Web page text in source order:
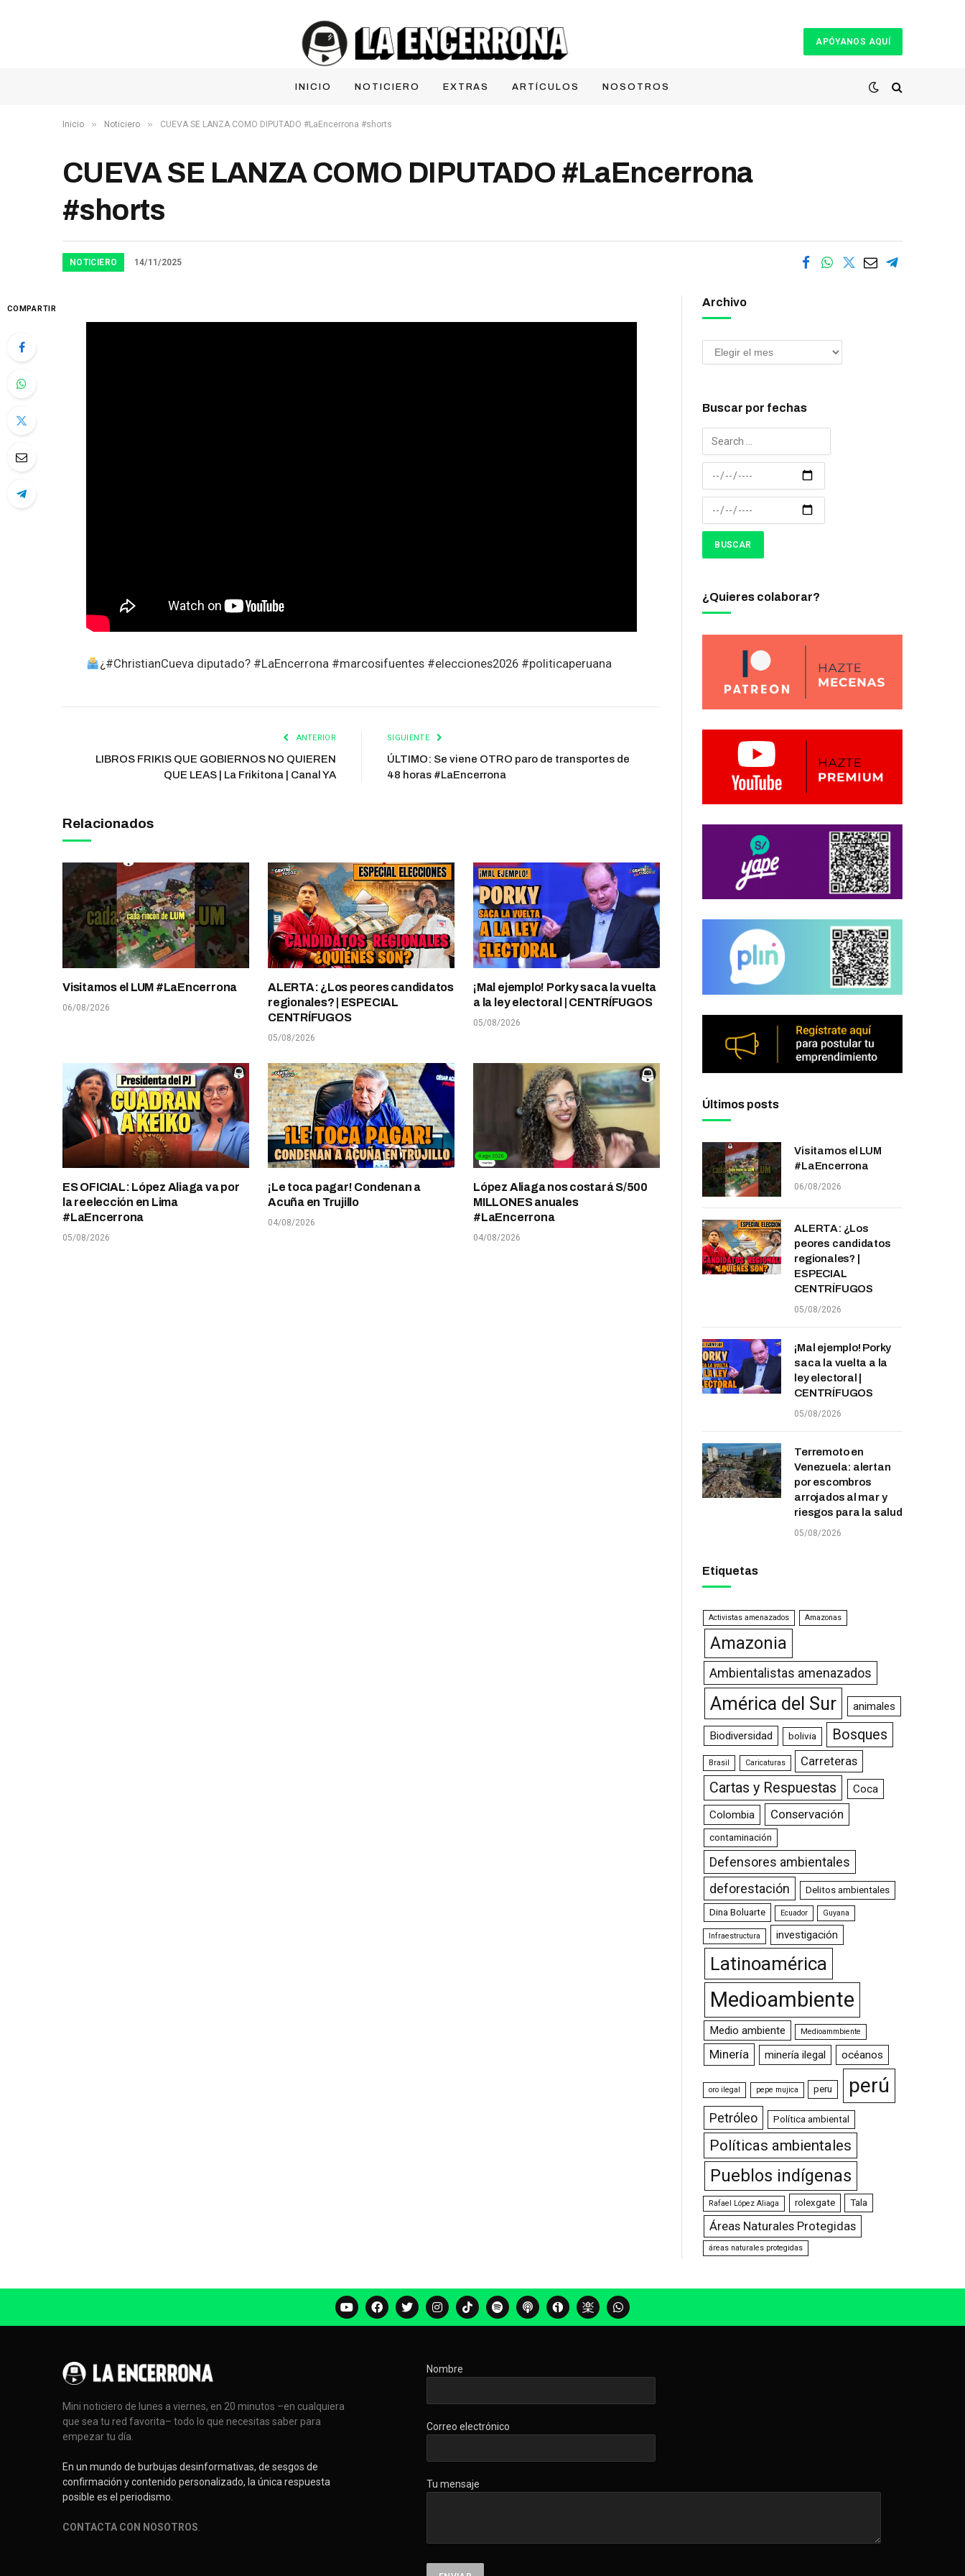
APÓYANOS AQUÍ
INICIO NOTICIERO EXTRAS ARTÍCULOS NOSOTROS
Inicio » Noticiero » CUEVA SE LANZA COMO DIPUTADO #LaEncerrona #shorts
CUEVA SE LANZA COMO DIPUTADO #LaEncerrona
#shorts
NOTICIERO 14/11/2025
COMPARTIR
¿#ChristianCueva diputado? #LaEncerrona #marcosifuentes #elecciones2026 #politicaperuana
ANTERIOR
LIBROS FRIKIS QUE GOBIERNOS NO QUIEREN
QUE LEAS | La Frikitona | Canal YA
SIGUIENTE
ÚLTIMO: Se viene OTRO paro de transportes de
48 horas #LaEncerrona
Relacionados
Visitamos el LUM #LaEncerrona
06/08/2026
ALERTA: ¿Los peores candidatos
regionales? | ESPECIAL
CENTRÍFUGOS
05/08/2026
¡Mal ejemplo! Porky saca la vuelta
a la ley electoral | CENTRÍFUGOS
05/08/2026
ES OFICIAL: López Aliaga va por
la reelección en Lima
#LaEncerrona
05/08/2026
¡Le toca pagar! Condenan a
Acuña en Trujillo
04/08/2026
López Aliaga nos costará S/500
MILLONES anuales
#LaEncerrona
04/08/2026
Archivo
Buscar por fechas
¿Quieres colaborar?
Últimos posts
Visitamos el LUM
#LaEncerrona
06/08/2026
ALERTA: ¿Los
peores candidatos
regionales? |
ESPECIAL
CENTRÍFUGOS
05/08/2026
¡Mal ejemplo! Porky
saca la vuelta a la
ley electoral |
CENTRÍFUGOS
05/08/2026
Terremoto en
Venezuela: alertan
por escombros
arrojados al mar y
riesgos para la salud
05/08/2026
Etiquetas
Activistas amenazados Amazonas
Amazonia
Ambientalistas amenazados
América del Sur animales
Biodiversidad bolivia Bosques
Brasil Caricaturas Carreteras
Cartas y Respuestas
Coca
Colombia
Conservación
contaminación
Defensores ambientales
deforestación
Delitos ambientales
Dina Boluarte Ecuador Guyana
Infraestructura investigación
Latinoamérica
Medioambiente
Medio ambiente Medioammbiente
Minería minería ilegal océanos
oro ilegal pepe mujica peru perú
Petróleo Política ambiental
Políticas ambientales
Pueblos indígenas
Rafael López Aliaga rolexgate Tala
Áreas Naturales Protegidas
áreas naturales protegidas
Mini noticiero de lunes a viernes, en 20 minutos –en cualquiera
que sea tu red favorita– todo lo que necesitas saber para
empezar tu día.
En un mundo de burbujas desinformativas, de sesgos de
confirmación y contenido personalizado, la única respuesta
posible es el periodismo.
CONTACTA CON NOSOTROS
Nombre
Correo electrónico
Tu mensaje